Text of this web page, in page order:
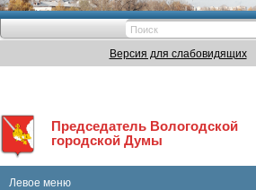
Версия для слабовидящих
Председатель Вологодской
городской Думы
Левое меню